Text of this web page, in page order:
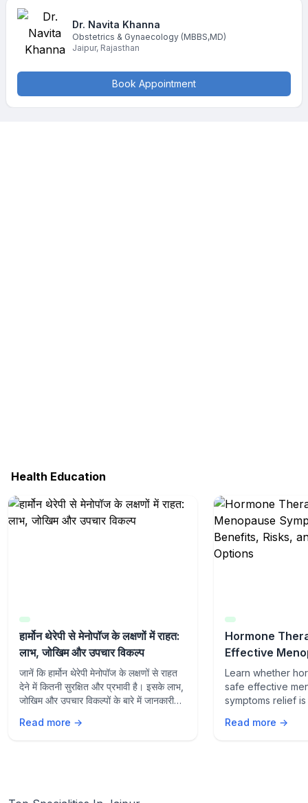
Dr. Navita Khanna
Obstetrics & Gynaecology (MBBS,MD)
Jaipur, Rajasthan
Book Appointment
Health Education
हार्मोन थेरेपी से मेनोपॉज के लक्षणों में राहत:
लाभ, जोखिम और उपचार विकल्प
जानें कि हार्मोन थेरेपी मेनोपॉज के लक्षणों से राहत
देने में कितनी सुरक्षित और प्रभावी है। इसके लाभ,
जोखिम और उपचार विकल्पों के बारे में जानकारी
Read more →
Hormone
Effective
Symptoms
Risks, and
Learn whether
safe effective
symptoms relief
treatment
Read more →